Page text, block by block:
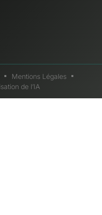
Mentions Légales
de l’IA